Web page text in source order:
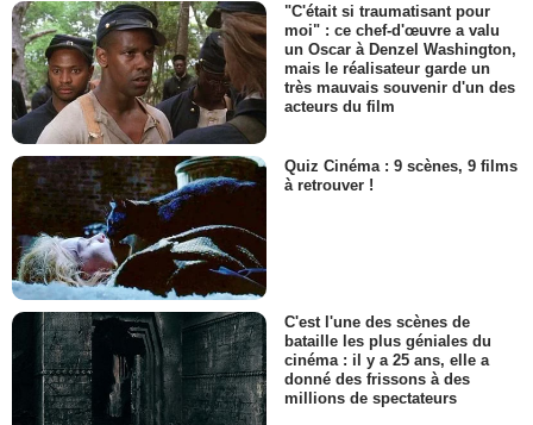
"C'était si traumatisant pour
moi" : ce chef-d'œuvre a valu
un Oscar à Denzel Washington,
mais le réalisateur garde un
très mauvais souvenir d'un des
acteurs du film
Quiz Cinéma : 9 scènes, 9 films
à retrouver !
C'est l'une des scènes de
bataille les plus géniales du
cinéma : il y a 25 ans, elle a
donné des frissons à des
millions de spectateurs